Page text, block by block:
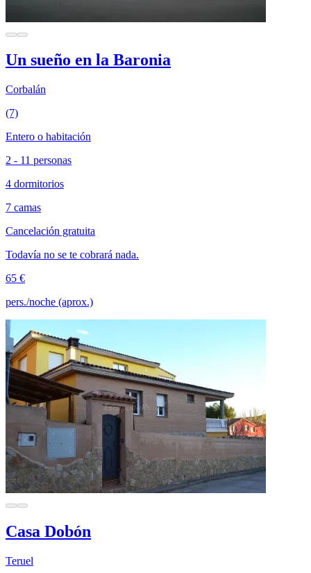
Un sueño en la Baronia
Corbalán
(7)
Entero o habitación
2 - 11 personas
4 dormitorios
7 camas
Cancelación gratuita
Todavía no se te cobrará nada.
65 €
pers./noche (aprox.)
Casa Dobón
Teruel